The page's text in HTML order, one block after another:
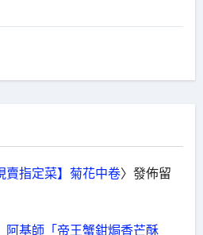
賣指定菜】菊花中卷〉發佈留
阿基師「帝王蟹鉗焗香芒酥